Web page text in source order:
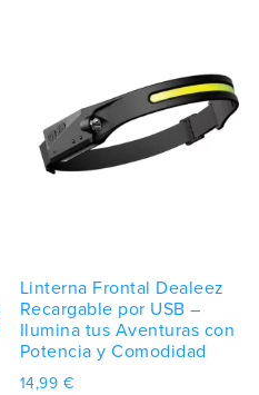
Linterna Frontal Dealeez
Recargable por USB –
Ilumina tus Aventuras con
Potencia y Comodidad
14,99 €